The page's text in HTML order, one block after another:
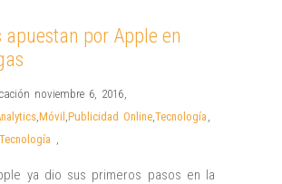
apuestan por Apple en
noviembre 6, 2016,
,Móvil ,Publicidad Online,Tecnología ,
Tecnología ,
ya dio sus primeros pasos en la